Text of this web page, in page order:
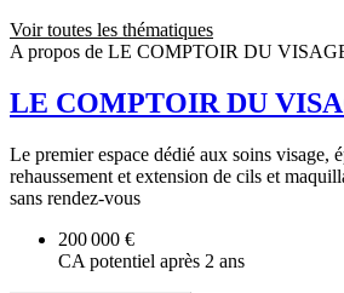
Voir toutes les thématiques
A propos de LE COMPTOIR DU
LE COMPTOIR DU
Le premier espace dédié aux soins visage,
rehaussement et extension de cils et
sans rendez-vous
200 000 €
CA potentiel après 2 ans